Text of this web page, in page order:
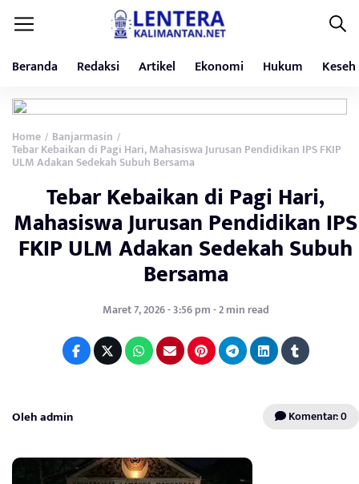
Beranda Redaksi Artikel Ekonomi Hukum
Home / Banjarmasin /
Tebar Kebaikan di Pagi Hari, Mahasiswa Jurusan Pendidikan IPS FKIP
ULM Adakan Sedekah Subuh Bersama
Tebar Kebaikan di Pagi Hari,
Mahasiswa Jurusan Pendidikan IPS
FKIP ULM Adakan Sedekah Subuh
Bersama
Maret 7, 2026 - 3:56 pm - 2 min read
Oleh admin Komentar: 0